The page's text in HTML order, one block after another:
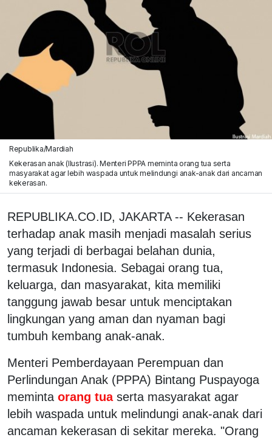
Republika/Mardiah
Kekerasan anak (Ilustrasi). Menteri PPPA meminta orang tua serta
masyarakat agar lebih waspada untuk melindungi anak-anak dari ancaman
kekerasan.
REPUBLIKA.CO.ID, JAKARTA -- Kekerasan
terhadap anak masih menjadi masalah serius
yang terjadi di berbagai belahan dunia,
termasuk Indonesia. Sebagai orang tua,
keluarga, dan masyarakat, kita memiliki
tanggung jawab besar untuk menciptakan
lingkungan yang aman dan nyaman bagi
tumbuh kembang anak-anak.
Menteri Pemberdayaan Perempuan dan
Perlindungan Anak (PPPA) Bintang Puspayoga
meminta orang tua serta masyarakat agar
lebih waspada untuk melindungi anak-anak dari
ancaman kekerasan di sekitar mereka. "Orang